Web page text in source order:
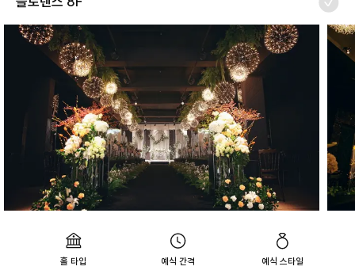
홀 타입 예식 간격 예식 스타일